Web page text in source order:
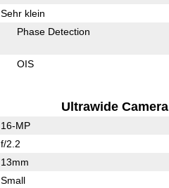
Sehr klein
Phase Detection
OIS
Ultrawide Camera
16-MP
f/2.2
13mm
Small